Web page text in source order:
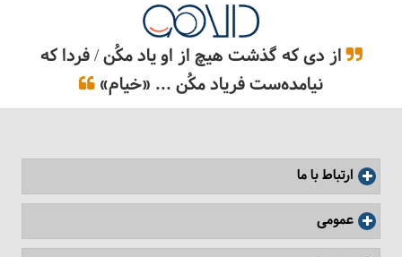
از دی که گذشت هیچ از او یاد مکُن / فردا که
نیامده‌ست فریاد مکُن ... «خیام»
ارتباط با ما
عمومی